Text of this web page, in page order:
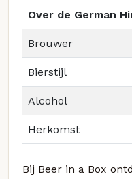
Over de German
Brouwer
Bierstijl
Alcohol
Herkomst
Bij Beer in a Box